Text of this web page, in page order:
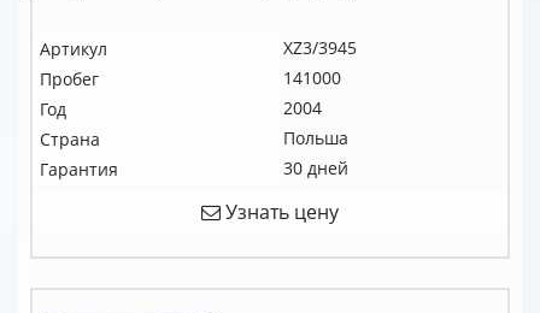
Артикул
XZ3/3945
Пробег
141000
Год
2004
Страна
Польша
Гарантия
30 дней
Узнать цену